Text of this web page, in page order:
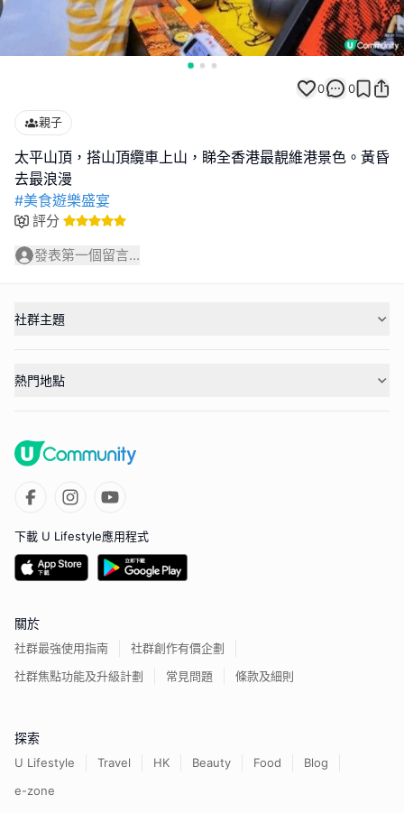
0 0
親子
太平山頂，搭山頂纜車上山，睇全香港最靚維港景色。黃昏
#美食遊樂盛宴
評分
發表第一個留言...
社群主題
熱門地點
下載 U Lifestyle應用程式
關於
社群最強使用指南
社群創作有價企劃
社群焦點功能及升級計劃
常見問題 條款及細則
探索
U Lifestyle Travel HK Beauty Food
Blog
e-zone